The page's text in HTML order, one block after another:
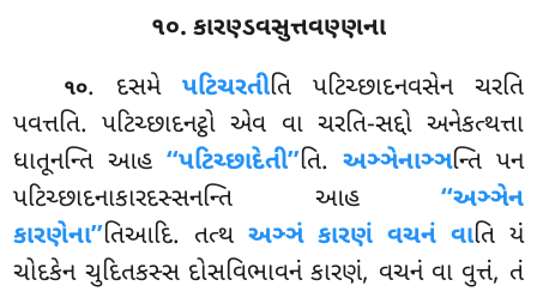
૧૦. કારણ્ડવસુત્તવણ્ણના
૧૦. દસમે પટિચરતીતિ પટિચ્છાદનવસેન ચરતિ
પવત્તતિ. પટિચ્છાદનટ્ઠો એવ વા ચરતિ-સદ્દો અનેકત્થત્તા
ધાતૂનન્તિ આહ ‘‘પટિચ્છાદેતી’’તિ. અઞ્ઞેનાઞ્ઞન્તિ પન
પટિચ્છાદનાકારદસ્સનન્તિ આહ ‘‘અઞ્ઞેન
કારણેના’’તિઆદિ. તત્થઅઞ્ઞં કારણં વચનં વાતિ યં
ચોદકેન ચુદિતકસ્સ દોસવિભાવનં કારણં, વચનં વા વુત્તં, તં